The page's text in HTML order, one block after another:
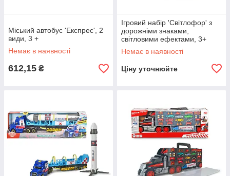
Міський автобус 'Експрес', 2
види, 3 +
Немає в наявності
612,15 ₴
Ігровий набір 'Світлофор' з
дорожніми знаками,
світловими ефектами, 3+
Немає в наявності
Ціну уточнюйте